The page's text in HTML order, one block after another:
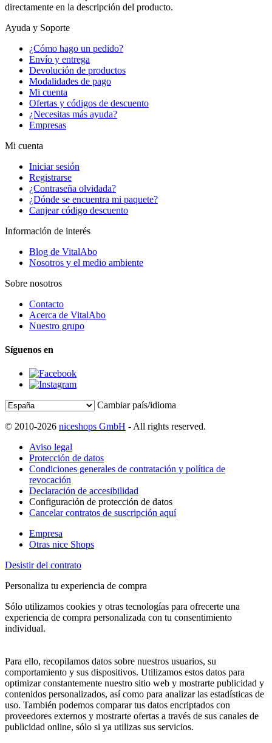
directamente en la descripción del producto.
Ayuda y Soporte
¿Cómo hago un pedido?
Envío y entrega
Devolución de productos
Modalidades de pago
Mi cuenta
Ofertas y códigos de descuento
¿Necesitas más ayuda?
Empresas
Mi cuenta
Iniciar sesión
Registrarse
¿Contraseña olvidada?
¿Dónde se encuentra mi paquete?
Canjear código descuento
Información de interés
Blog de VitalAbo
Nosotros y el medio ambiente
Sobre nosotros
Contacto
Acerca de VitalAbo
Nuestro grupo
Síguenos en
Cambiar país/idioma
© 2010-2026 niceshops GmbH - All rights reserved.
Aviso legal
Protección de datos
Condiciones generales de contratación y política de
revocación
Declaración de accesibilidad
Configuración de protección de datos
Cancelar contratos de suscripción aquí
Empresa
Otras nice Shops
Desistir del contrato
Personaliza tu experiencia de compra
Sólo utilizamos cookies y otras tecnologías para ofrecerte una
experiencia de compra personalizada con tu consentimiento
individual.
Para ello, recopilamos datos sobre nuestros usuarios, su
comportamiento y sus dispositivos. Utilizamos estos datos para
optimizar constantemente nuestro sitio web y mostrarte publicidad y
contenidos personalizados, así como para analizar las estadísticas de
uso. También podemos comparar tus datos encriptados con
proveedores externos y mostrarte ofertas a través de sus canales de
publicidad online, sólo si ya utilizas sus servicios.